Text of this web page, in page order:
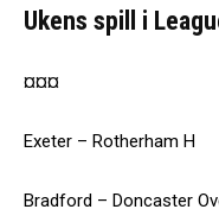
Ukens spill i
¤¤¤
Exeter – Rotherham H
Bradford – Doncaster